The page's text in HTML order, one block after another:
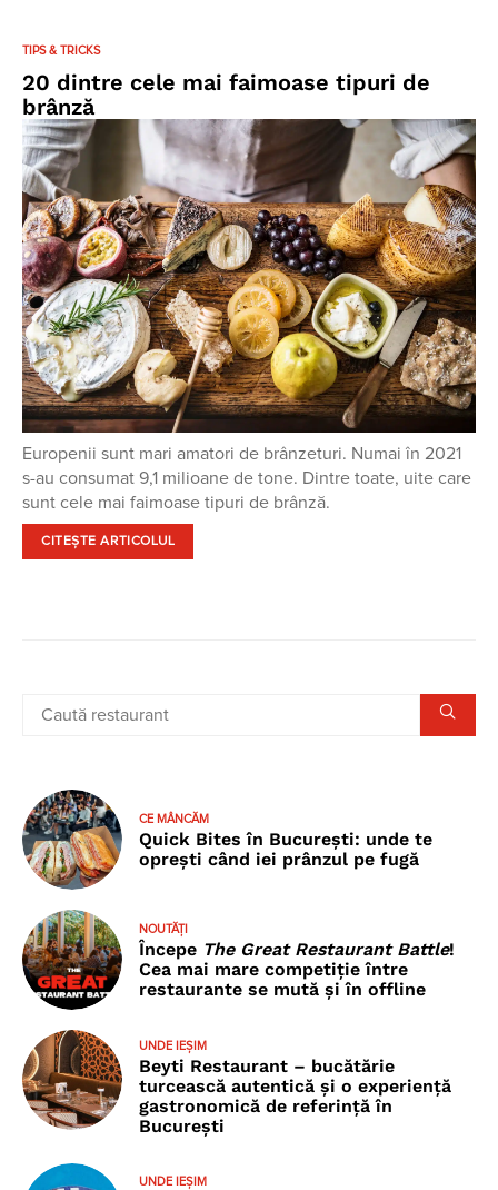
TIPS & TRICKS
20 dintre cele mai faimoase tipuri de
brânză
Europenii sunt mari amatori de brânzeturi. Numai în 2021
s-au consumat 9,1 milioane de tone. Dintre toate, uite care
sunt cele mai faimoase tipuri de brânză.
CITEȘTE ARTICOLUL
CE MÂNCĂM
Quick Bites în București: unde te
oprești când iei prânzul pe fugă
NOUTĂȚI
Începe The Great Restaurant Battle!
Cea mai mare competiție între
restaurante se mută și în offline
UNDE IEȘIM
Beyti Restaurant – bucătărie
turcească autentică și o experiență
gastronomică de referință în
București
UNDE IEȘIM